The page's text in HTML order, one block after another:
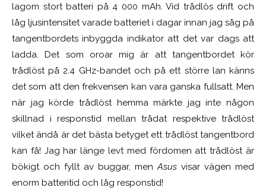
lagom stort batteri på 4 000 mAh. Vid trådlös drift och
låg ljusintensitet varade batteriet i dagar innan jag såg på
tangentbordets inbyggda indikator att det var dags att
ladda. Det som oroar mig är att tangentbordet kör
trådlöst på 2.4 GHz-bandet och på ett större lan känns
det som att den frekvensen kan vara ganska fullsatt. Men
när jag körde trådlöst hemma märkte jag inte någon
skillnad i responstid mellan trådat respektive trådlöst
vilket ändå är det bästa betyget ett trådlöst tangentbord
kan få! Jag har länge levt med fördomen att trådlöst är
bökigt och fyllt av buggar, menAsus visar vägen med
enorm batteritid och låg responstid!